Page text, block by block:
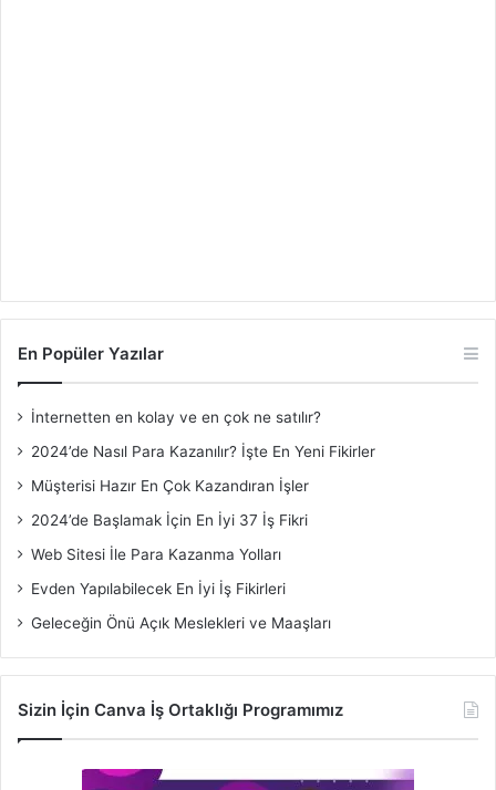
En Popüler Yazılar
İnternetten en kolay ve en çok ne satılır?
2024’de Nasıl Para Kazanılır? İşte En Yeni Fikirler
Müşterisi Hazır En Çok Kazandıran İşler
2024’de Başlamak İçin En İyi 37 İş Fikri
Web Sitesi İle Para Kazanma Yolları
Evden Yapılabilecek En İyi İş Fikirleri
Geleceğin Önü Açık Meslekleri ve Maaşları
Sizin İçin Canva İş Ortaklığı Programımız